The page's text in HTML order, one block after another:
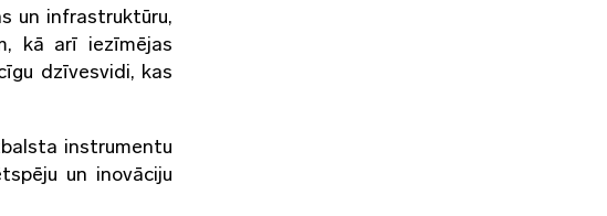
un infrastruktūru,
kā arī iezīmējas
dzīvesvidi, kas
instrumentu
un inovāciju